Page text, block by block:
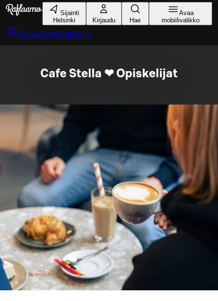
Siirry pääsisältöön
Sijainti
Helsinki
Kirjaudu Hae
Avaa
mobiilivalikko
Varaa pöytä Helsinki
Cafe Stella ❤ Opiskelijat